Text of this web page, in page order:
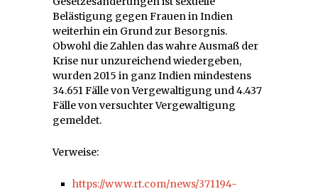
Belästigung gegen Frauen in Indien
weiterhin ein Grund zur Besorgnis.
Obwohl die Zahlen das wahre Ausmaß der
Krise nur unzureichend wiedergeben,
wurden 2015 in ganz Indien mindestens
34.651 Fälle von Vergewaltigung und 4.437
Fälle von versuchter Vergewaltigung
gemeldet.
Verweise:
https://www.rt.com/news/371194-